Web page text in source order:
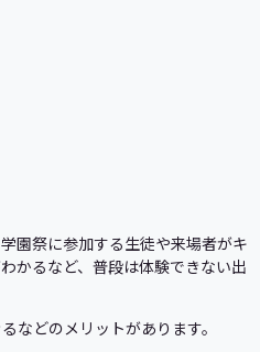
園祭に参加する生徒や来場者がキ
かるなど、普段は体験できない出
などのメリットがあります。